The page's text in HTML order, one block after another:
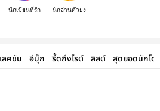
นักเขียนที่รัก นักอ่านตัวยง
ลคชัน อีบุ๊ก รี้ดถึงไรต์ ลิสต์ สุดยอดนักโด